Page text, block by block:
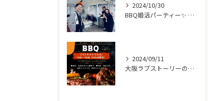
2024/10/30
BBQ婚活パーティー✨ 開催ご報告！
2024/09/11
大阪ラブストーリーの初リアルParty開催✨